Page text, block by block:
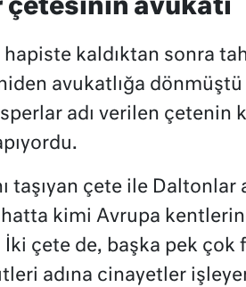
avukatı
hapiste kaldıktan sonra
avukatlığa
adı verilen çetenin
taşıyan çete ile Daltonlar
hatta kimi Avrupa
çete de, başka pek çok
adına cinayetler